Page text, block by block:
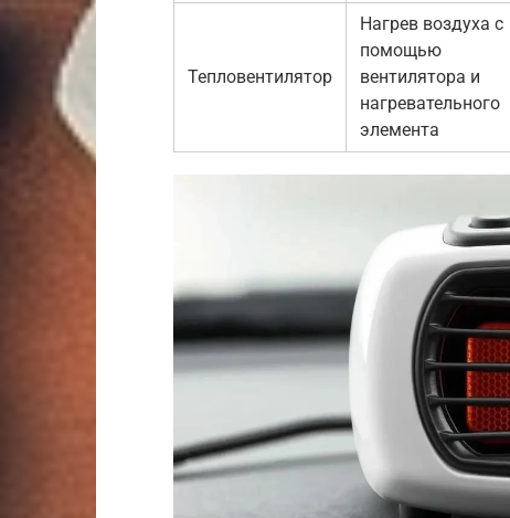
Тепловентилятор
Нагрев воздуха с
помощью
вентилятора и
нагревательного
элемента